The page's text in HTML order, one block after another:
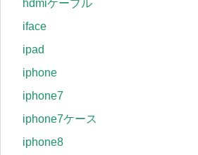
hdmiケーブル
iface
ipad
iphone
iphone7
iphone7ケース
iphone8